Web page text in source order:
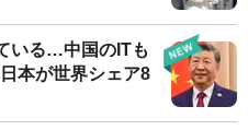
いる…中国のITも
本が世界シェア8